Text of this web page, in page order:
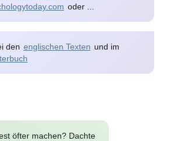
oder ...
den englischen Texten und im
öfter machen? Dachte